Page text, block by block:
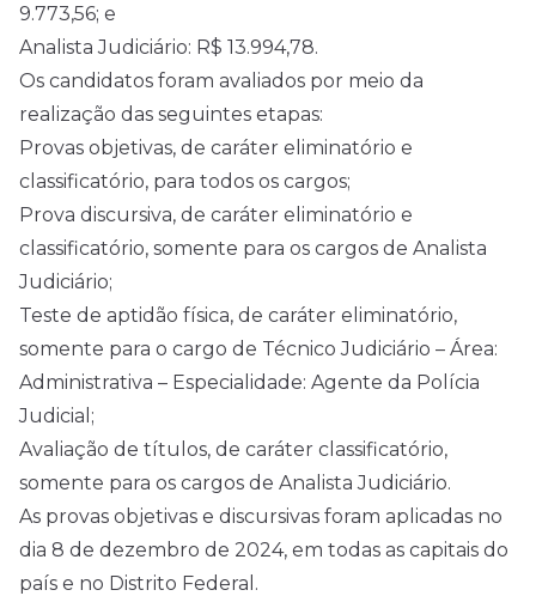
9.773,56; e
Analista Judiciário: R$ 13.994,78.
Os candidatos foram avaliados por meio da
realização das seguintes etapas:
Provas objetivas, de caráter eliminatório e
classificatório, para todos os cargos;
Prova discursiva, de caráter eliminatório e
classificatório, somente para os cargos de Analista
Judiciário;
Teste de aptidão física, de caráter eliminatório,
somente para o cargo de Técnico Judiciário – Área:
Administrativa – Especialidade: Agente da Polícia
Judicial;
Avaliação de títulos, de caráter classificatório,
somente para os cargos de Analista Judiciário.
As provas objetivas e discursivas foram aplicadas no
dia 8 de dezembro de 2024, em todas as capitais do
país e no Distrito Federal.